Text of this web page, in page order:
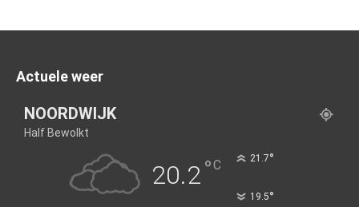
Actuele weer
NOORDWIJK
Half Bewolkt
20.2°C 21.7°
19.5°